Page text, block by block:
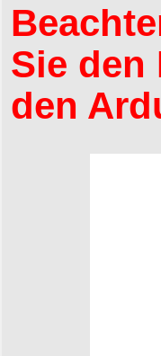
Sie den
den